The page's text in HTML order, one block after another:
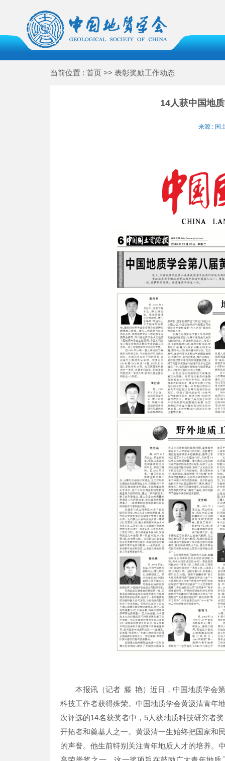
当前位置 : 首页 >> 表彰奖励工作动态
14人获中国地
来源 :
本报讯（记者 滕 艳）近日，中国地质学会
科技工作者获得殊荣。中国地质学会黄汲清青年
次评选的14名获奖者中，5人获地质科技研究者
开拓者和奠基人之一。黄汲清一生始终把国家和
的声誉。他生前特别关注青年地质人才的培养。